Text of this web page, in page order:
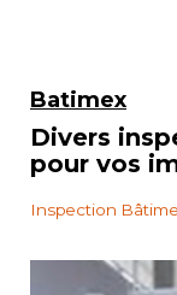
Zone
Batimex
Divers
pour vos
Inspection